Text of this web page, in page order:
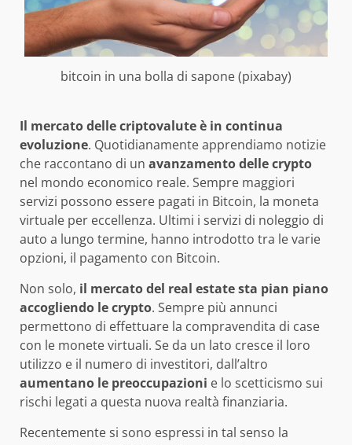
bitcoin in una bolla di sapone (pixabay)
Il mercato delle criptovalute è in continua
evoluzione. Quotidianamente apprendiamo notizie
che raccontano di un avanzamento delle crypto
nel mondo economico reale. Sempre maggiori
servizi possono essere pagati in Bitcoin, la moneta
virtuale per eccellenza. Ultimi i servizi di noleggio di
auto a lungo termine, hanno introdotto tra le varie
opzioni, il pagamento con Bitcoin.
Non solo, il mercato del real estate sta pian piano
accogliendo le crypto. Sempre più annunci
permettono di effettuare la compravendita di case
con le monete virtuali. Se da un lato cresce il loro
utilizzo e il numero di investitori, dall’altro
aumentano le preoccupazioni e lo scetticismo sui
rischi legati a questa nuova realtà finanziaria.
Recentemente si sono espressi in tal senso la